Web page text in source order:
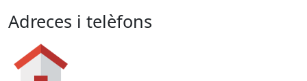
Adreces i telèfons